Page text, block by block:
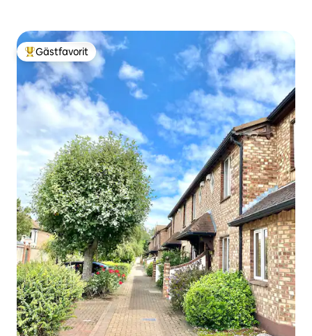
Populär gästfavorit
Gästfavorit